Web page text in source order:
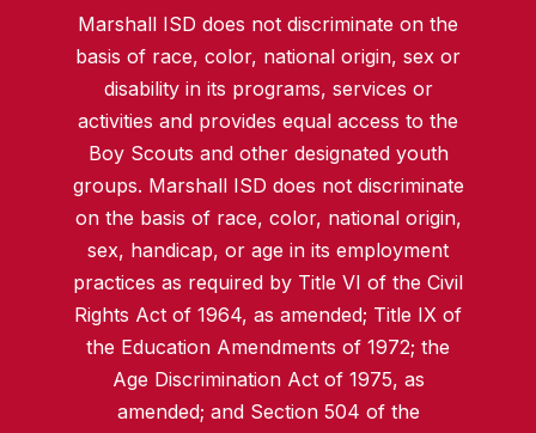
Marshall ISD does not discriminate on the
basis of race, color, national origin, sex or
disability in its programs, services or
activities and provides equal access to the
Boy Scouts and other designated youth
groups. Marshall ISD does not discriminate
on the basis of race, color, national origin,
sex, handicap, or age in its employment
practices as required by Title VI of the Civil
Rights Act of 1964, as amended; Title IX of
the Education Amendments of 1972; the
Age Discrimination Act of 1975, as
amended; and Section 504 of the